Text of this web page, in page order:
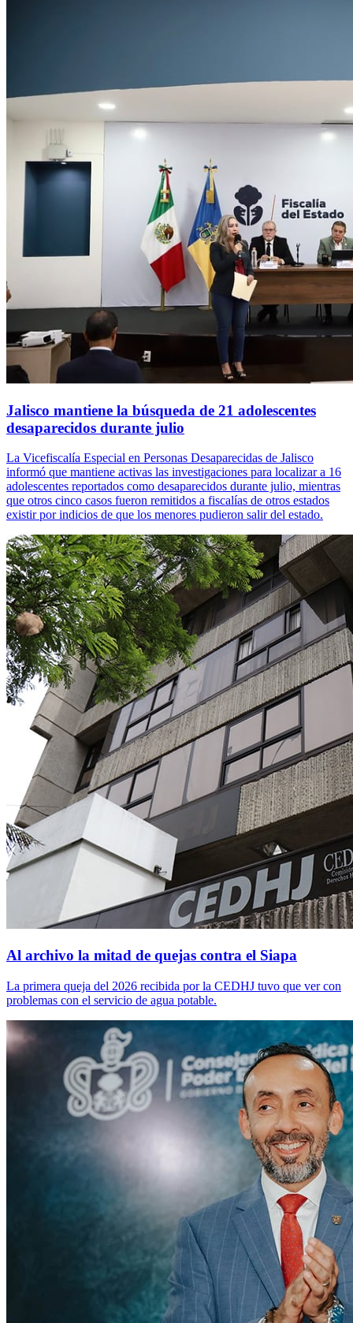
Jalisco mantiene la búsqueda de 21 adolescentes
desaparecidos durante julio
La Vicefiscalía Especial en Personas Desaparecidas de Jalisco
informó que mantiene activas las investigaciones para localizar a 16
adolescentes reportados como desaparecidos durante julio, mientras
que otros cinco casos fueron remitidos a fiscalías de otros estados
existir por indicios de que los menores pudieron salir del estado.
Al archivo la mitad de quejas contra el Siapa
La primera queja del 2026 recibida por la CEDHJ tuvo que ver con
problemas con el servicio de agua potable.